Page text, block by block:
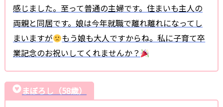
感じました。至って普通の主婦です。住まいも主人の
両親と同居です。娘は今年就職で離れ離れになってし
まいますが
もう娘も大人ですからね。私に子育て卒
業記念のお祝いしてくれませんか？
まぼろし（58歳）